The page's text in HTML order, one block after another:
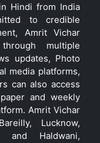
Hindi from India
to credible
Amrit Vichar
multiple
updates, Photo
media platforms,
can also access
and weekly
Amrit Vichar
Lucknow,
and Haldwani,